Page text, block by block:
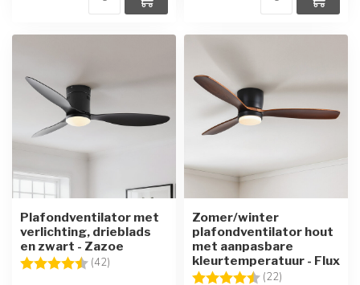
Plafondventilator met
verlichting, drieblads
en zwart - Zazoe
Beoordeling: (42)
Zomer/winter
plafondventilator hout
met aanpasbare
kleurtemperatuur - Flux
Beoordeling: (22)